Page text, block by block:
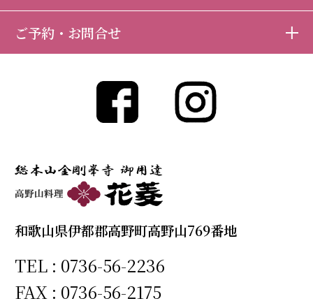
ご予約・お問合せ
和歌山県伊都郡高野町高野山769番地
TEL : 0736-56-2236
FAX : 0736-56-2175